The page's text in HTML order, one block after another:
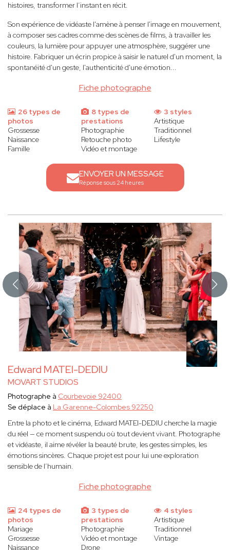
Fiche photographe
histoires, transformer l’instant en récit.
Son expérience de vidéaste l'amène à penser l'image en mouvement,
à composer ses cadres comme des scènes de films, à travailler les
couleurs, la lumière pour appuyer une atmosphère, suggérer une
histoire. Fabriquer un écrin propice à saisir le naturel d'un moment, la
spontanéité d'un geste, l'authenticité d'une émotion...
26 types de
photos
Grossesse
Naissance
Famille
8 types de
prestations
Photographie
Retouche photo
Vidéo et montage
3 styles
Artistique
Traditionnel
Lifestyle
ENVOYER UN MESSAGE
Réponse sous 24 heures
Edward MATEI-DEDIU
MOVART STUDIOS
Fiche photographe
Photographe à Courbevoie 92400
Se déplace à La Garenne-Colombes 92250
Entre la photo et le cinéma, Edward MATEI-DEDIU cherche la magie
du réel — ce moment suspendu où tout devient vivant. Photographe
et vidéaste, il aime révéler la beauté brute, les gestes simples, les
émotions sincères. Chaque projet est pour lui une exploration
sensible de l’humain.
24 types de
photos
Mariage
Grossesse
Naissance
3 types de
prestations
Photographie
Vidéo et montage
Drone
4 styles
Artistique
Traditionnel
Vintage